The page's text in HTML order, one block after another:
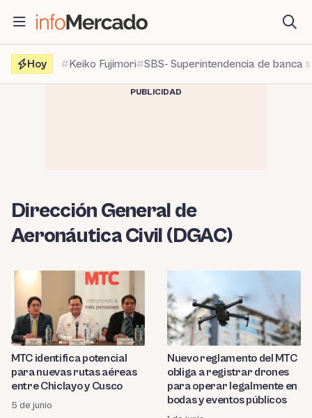
contenido
Hoy
Keiko Fujimori SBS- Superintendencia de banca
PUBLICIDAD
Dirección General de
Aeronáutica Civil (DGAC)
MTC identifica potencial
para nuevas rutas aéreas
entre Chiclayo y Cusco
5 de junio
Nuevo reglamento del MTC
obliga a registrar drones
para operar legalmente en
bodas y eventos públicos